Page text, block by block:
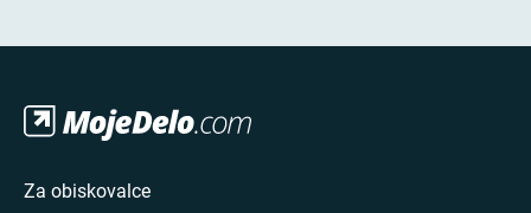
Za obiskovalce